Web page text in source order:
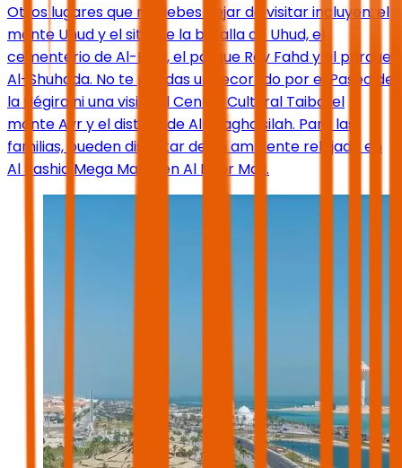
Otros lugares que no debes dejar de visitar incluyen: el
monte Uhud y el sitio de la batalla de Uhud, el
cementerio de Al-Baqi, el parque Rey Fahd y el parque
Al-Shuhada. No te pierdas un recorrido por el Paseo de
la Hégira ni una visita al Centro Cultural Taiba, el
monte Ayr y el distrito de Al-Maghaisilah. Para las
familias, pueden disfrutar de un ambiente relajado en
Al Rashid Mega Mall o en Al Noor Mall.